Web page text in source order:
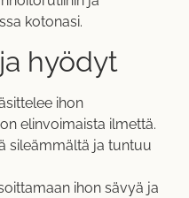
kotonasi.
hyödyt
ihon
elinvoimaista ilmettä.
sileämmältä ja tuntuu
ihon sävyä ja